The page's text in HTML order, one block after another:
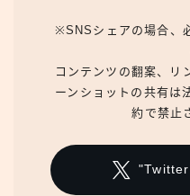
※SNSシェアの場合、
コンテンツの翻案、リ
ーンショットの共有は
約で禁止